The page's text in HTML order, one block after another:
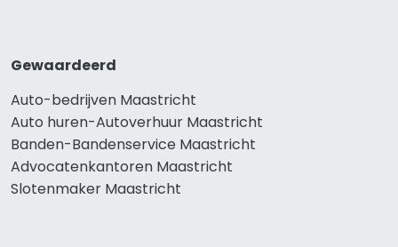
Gewaardeerd
Auto-bedrijven Maastricht
Auto huren-Autoverhuur Maastricht
Banden-Bandenservice Maastricht
Advocatenkantoren Maastricht
Slotenmaker Maastricht